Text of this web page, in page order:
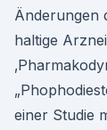
Änderungen
haltige
einer Studie